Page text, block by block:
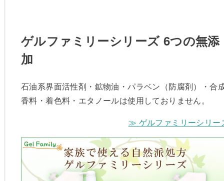
ゲルファミリーシリーズ 6つの無添
加
石油系界面活性剤・鉱物油・パラベン（防腐剤）・合
香料・着色料・エタノールは使用しておりません。
≫ ゲルファミリーシリー